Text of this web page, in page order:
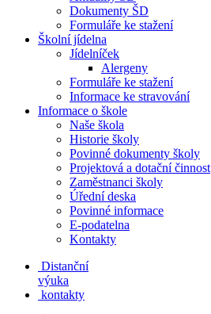
Dokumenty ŠD
Formuláře ke stažení
Školní jídelna
Jídelníček
Alergeny
Formuláře ke stažení
Informace ke stravování
Informace o škole
Naše škola
Historie školy
Povinné dokumenty školy
Projektová a dotační činnost
Zaměstnanci školy
Úřední deska
Povinné informace
E-podatelna
Kontakty
Distanční
výuka
kontakty